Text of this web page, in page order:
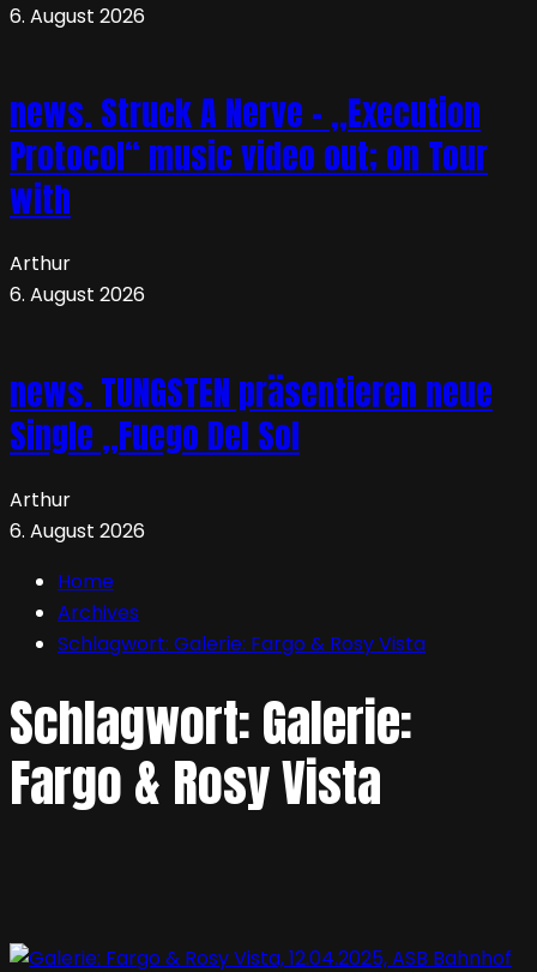
6. August 2026
news. Struck A Nerve – „Execution
Protocol“ music video out; on Tour
with
Arthur
6. August 2026
news. TUNGSTEN präsentieren neue
Single „Fuego Del Sol
Arthur
6. August 2026
Home
Archives
Schlagwort: Galerie: Fargo & Rosy Vista
Schlagwort:Galerie:
Fargo & Rosy Vista